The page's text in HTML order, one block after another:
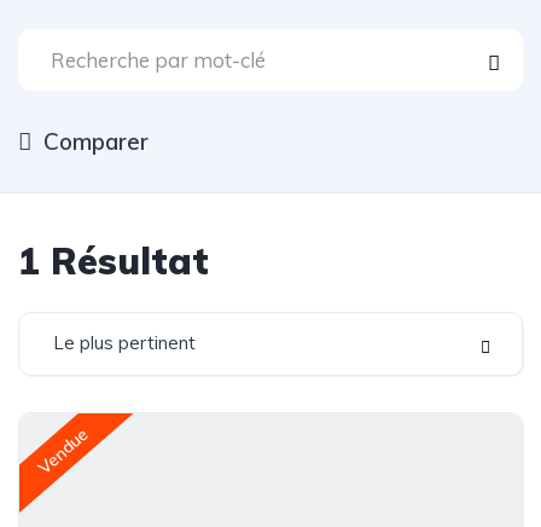
Comparer
1 Résultat
Le plus pertinent
Vendue